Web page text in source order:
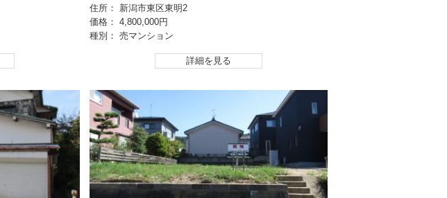
住所： 新潟市東区東明2
価格： 4,800,000円
種別： 売マンション
詳細を見る